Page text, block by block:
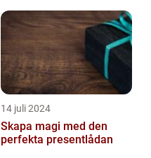
14 juli 2024
Skapa magi med den
perfekta presentlådan